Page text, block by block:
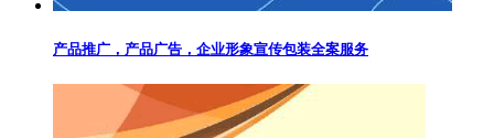
产品推广，产品广告，企业形象宣传包装全案服务